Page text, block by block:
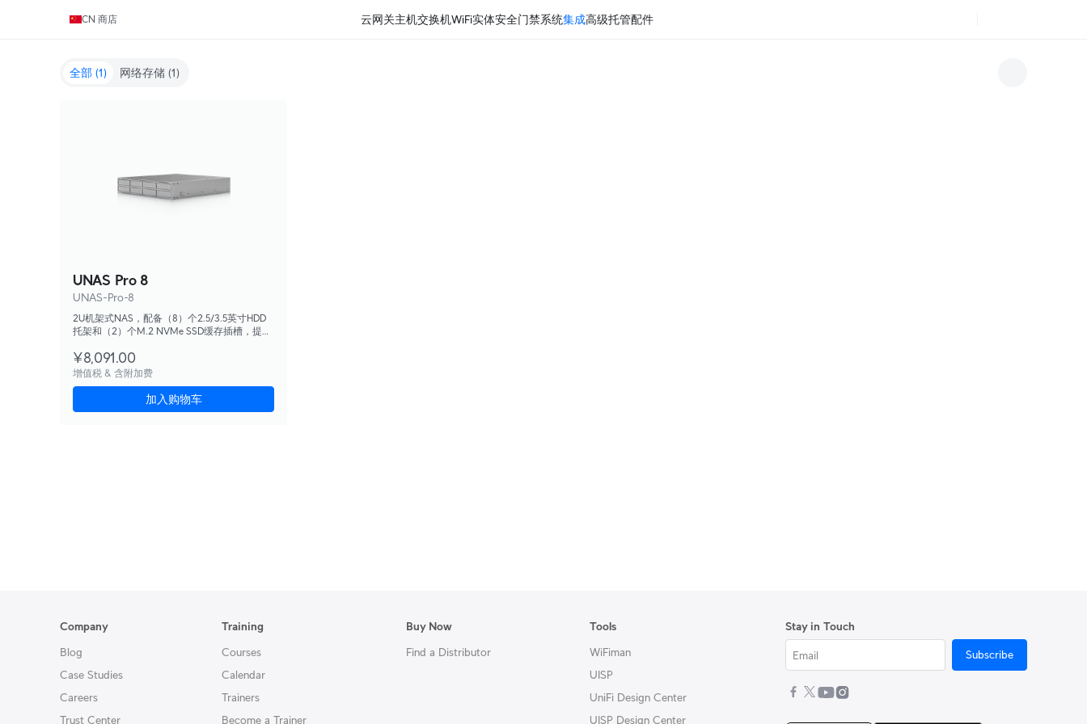
CN 商店 云网关主机交换机WiFi实体安全门禁系统集成高级托管配件
全部 (1) 网络存储 (1)
UNAS Pro 8
UNAS-Pro-8
2U机架式NAS，配备（8）个2.5/3.5英寸HDD
托架和（2）个M.2 NVMe SSD缓存插槽，提供
Gbps网络，用于Large Scale文件存储和共享。
¥8,091.00
增值税 & 含附加费
加入购物车
Company
Blog
Case Studies
Careers
Trust Center
Training
Courses
Calendar
Trainers
Become a Trainer
Buy Now
Find a Distributor
Tools
WiFiman
UISP
UniFi Design Center
UISP Design Center
Stay in Touch
Subscribe